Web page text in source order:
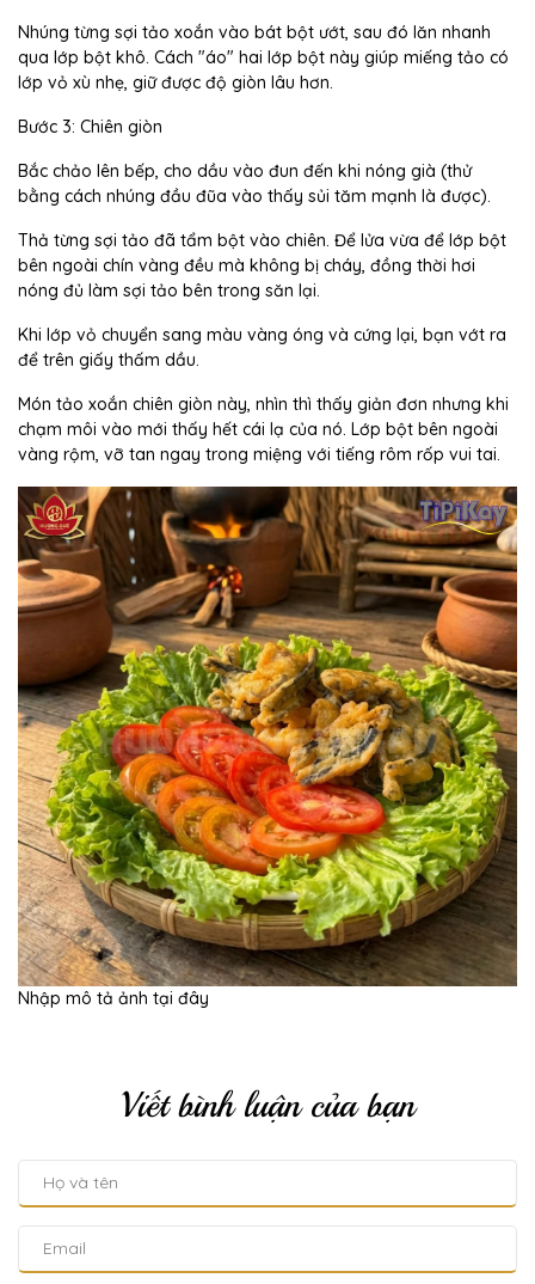
Nhúng từng sợi tảo xoắn vào bát bột ướt, sau đó lăn nhanh
qua lớp bột khô. Cách "áo" hai lớp bột này giúp miếng tảo có
lớp vỏ xù nhẹ, giữ được độ giòn lâu hơn.
Bước 3: Chiên giòn
Bắc chảo lên bếp, cho dầu vào đun đến khi nóng già (thử
bằng cách nhúng đầu đũa vào thấy sủi tăm mạnh là được).
Thả từng sợi tảo đã tẩm bột vào chiên. Để lửa vừa để lớp bột
bên ngoài chín vàng đều mà không bị cháy, đồng thời hơi
nóng đủ làm sợi tảo bên trong săn lại.
Khi lớp vỏ chuyển sang màu vàng óng và cứng lại, bạn vớt ra
để trên giấy thấm dầu.
Món tảo xoắn chiên giòn này, nhìn thì thấy giản đơn nhưng khi
chạm môi vào mới thấy hết cái lạ của nó. Lớp bột bên ngoài
vàng rộm, vỡ tan ngay trong miệng với tiếng rôm rốp vui tai.
Nhập mô tả ảnh tại đây
Viết bình luận của bạn